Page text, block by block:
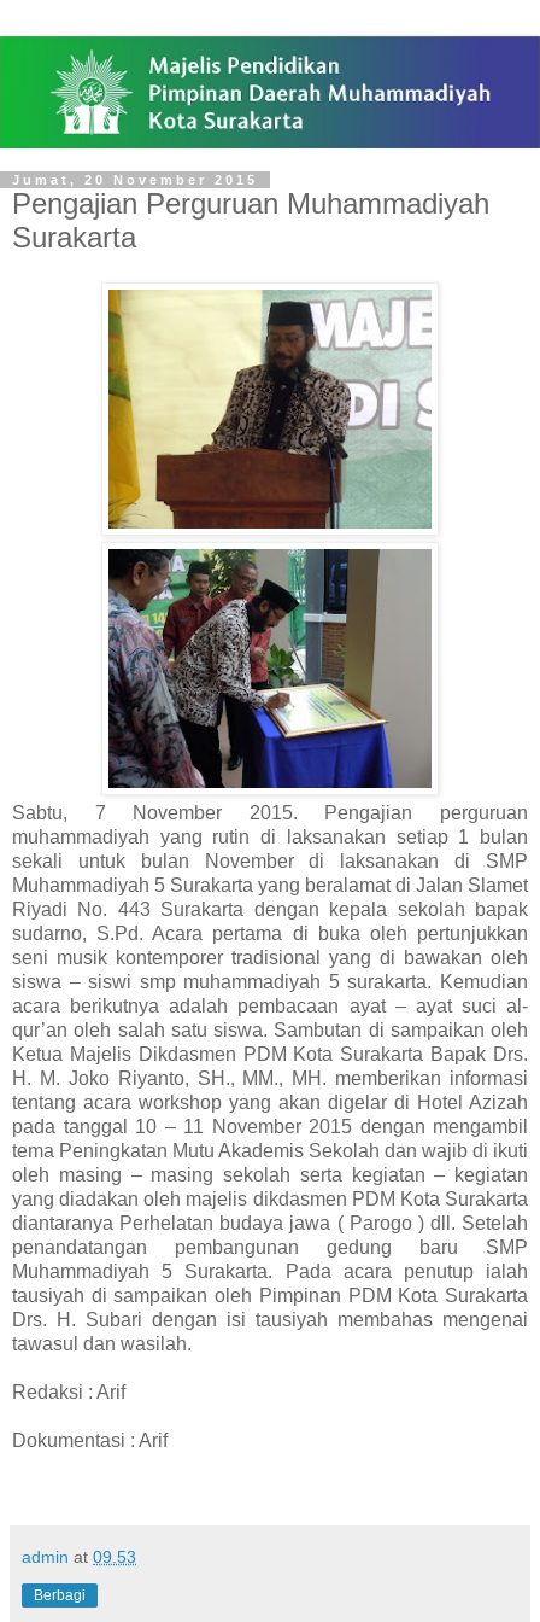
Jumat, 20 November 2015
Pengajian Perguruan Muhammadiyah
Surakarta
Sabtu, 7 November 2015. Pengajian perguruan
muhammadiyah yang rutin di laksanakan setiap 1 bulan
sekali untuk bulan November di laksanakan di SMP
Muhammadiyah 5 Surakarta yang beralamat di Jalan Slamet
Riyadi No. 443 Surakarta dengan kepala sekolah bapak
sudarno, S.Pd. Acara pertama di buka oleh pertunjukkan
seni musik kontemporer tradisional yang di bawakan oleh
siswa – siswi smp muhammadiyah 5 surakarta. Kemudian
acara berikutnya adalah pembacaan ayat – ayat suci al-
qur’an oleh salah satu siswa. Sambutan di sampaikan oleh
Ketua Majelis Dikdasmen PDM Kota Surakarta Bapak Drs.
H. M. Joko Riyanto, SH., MM., MH. memberikan informasi
tentang acara workshop yang akan digelar di Hotel Azizah
pada tanggal 10 – 11 November 2015 dengan mengambil
tema Peningkatan Mutu Akademis Sekolah dan wajib di ikuti
oleh masing – masing sekolah serta kegiatan – kegiatan
yang diadakan oleh majelis dikdasmen PDM Kota Surakarta
diantaranya Perhelatan budaya jawa ( Parogo ) dll. Setelah
penandatangan pembangunan gedung baru SMP
Muhammadiyah 5 Surakarta. Pada acara penutup ialah
tausiyah di sampaikan oleh Pimpinan PDM Kota Surakarta
Drs. H. Subari dengan isi tausiyah membahas mengenai
tawasul dan wasilah.
Redaksi : Arif
Dokumentasi : Arif
admin at 09.53
Berbagi